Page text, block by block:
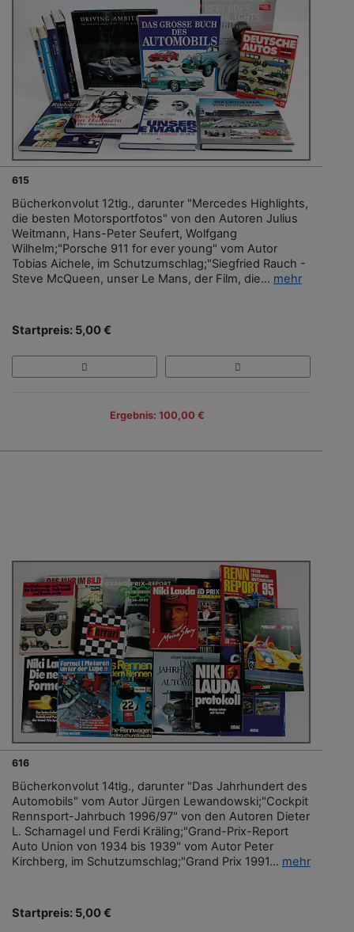
615
Bücherkonvolut 12tlg., darunter "Mercedes Highlights,
die besten Motorsportfotos" von den Autoren Julius
Weitmann, Hans-Peter Seufert, Wolfgang
Wilhelm;"Porsche 911 for ever young" vom Autor
Tobias Aichele, im Schutzumschlag;"Siegfried Rauch -
Steve McQueen, unser Le Mans, der Film, die... mehr
Startpreis: 5,00 €
Ergebnis: 100,00 €
616
Bücherkonvolut 14tlg., darunter "Das Jahrhundert des
Automobils" vom Autor Jürgen Lewandowski;"Cockpit
Rennsport-Jahrbuch 1996/97" von den Autoren Dieter
L. Scharnagel und Ferdi Kräling;"Grand-Prix-Report
Auto Union von 1934 bis 1939" vom Autor Peter
Kirchberg, im Schutzumschlag;"Grand Prix 1991... mehr
Startpreis: 5,00 €